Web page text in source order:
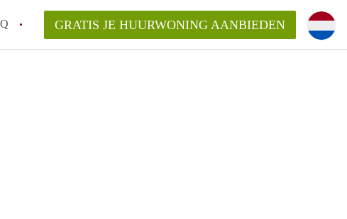
een Huurwoning in Delft?
bemiddelingsvergoeding?
GRATIS JE HUURWONING AANBIEDEN